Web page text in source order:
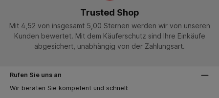
Trusted Shop
Mit 4,52 von insgesamt 5,00 Sternen werden wir von unseren
Kunden bewertet. Mit dem Käuferschutz sind Ihre Einkäufe
abgesichert, unabhängig von der Zahlungsart.
Rufen Sie uns an
Wir beraten Sie kompetent und schnell: